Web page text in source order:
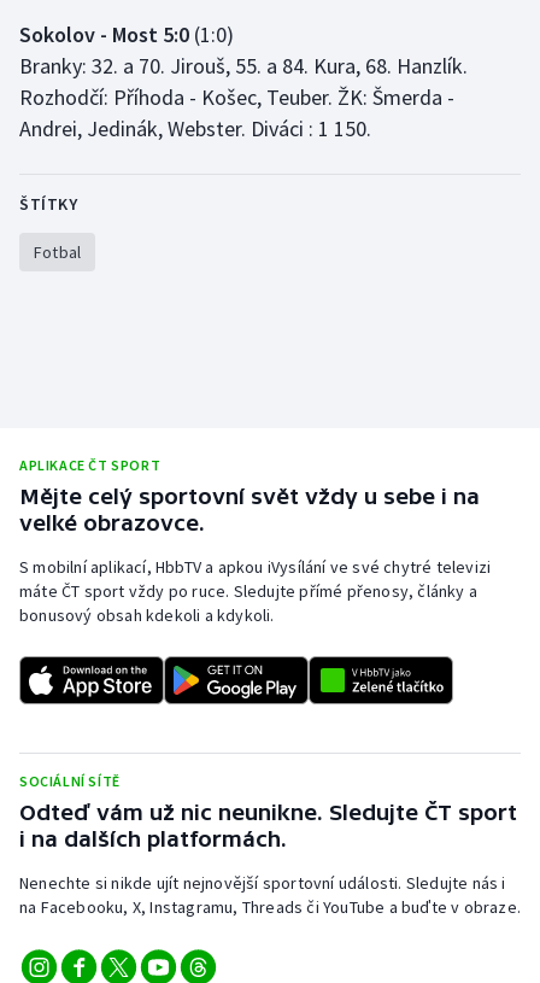
Sokolov - Most 5:0 (1:0)
Branky: 32. a 70. Jirouš, 55. a 84. Kura, 68. Hanzlík.
Rozhodčí: Příhoda - Košec, Teuber. ŽK: Šmerda -
Andrei, Jedinák, Webster. Diváci : 1 150.
ŠTÍTKY
Fotbal
APLIKACE ČT SPORT
Mějte celý sportovní svět vždy u sebe i na
velké obrazovce.
S mobilní aplikací, HbbTV a apkou iVysílání ve své chytré televizi
máte ČT sport vždy po ruce. Sledujte přímé přenosy, články a
bonusový obsah kdekoli a kdykoli.
SOCIÁLNÍ SÍTĚ
Odteď vám už nic neunikne. Sledujte ČT sport
i na dalších platformách.
Nenechte si nikde ujít nejnovější sportovní události. Sledujte nás i
na Facebooku, X, Instagramu, Threads či YouTube a buďte v obraze.